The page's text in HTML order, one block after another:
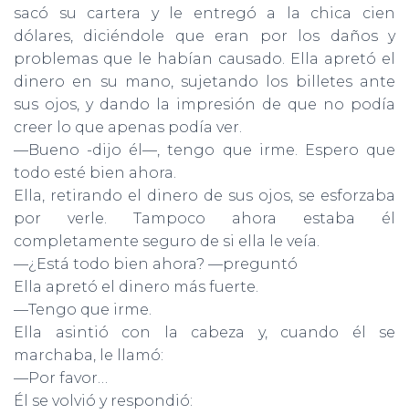
sacó su cartera y le entregó a la chica cien
dólares, diciéndole que eran por los daños y
problemas que le habían causado. Ella apretó el
dinero en su mano, sujetando los billetes ante
sus ojos, y dando la impresión de que no podía
creer lo que apenas podía ver.
—Bueno -dijo él—, tengo que irme. Espero que
todo esté bien ahora.
Ella, retirando el dinero de sus ojos, se esforzaba
por verle. Tampoco ahora estaba él
completamente seguro de si ella le veía.
—¿Está todo bien ahora? —preguntó
Ella apretó el dinero más fuerte.
—Tengo que irme.
Ella asintió con la cabeza y, cuando él se
marchaba, le llamó:
—Por favor…
Él se volvió y respondió: